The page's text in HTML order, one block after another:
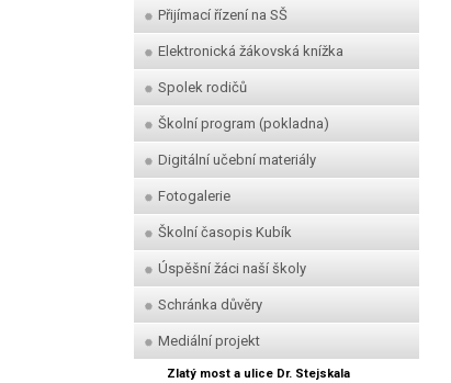
Přijímací řízení na SŠ
Elektronická žákovská knížka
Spolek rodičů
Školní program (pokladna)
Digitální učební materiály
Fotogalerie
Školní časopis Kubík
Úspěšní žáci naší školy
Schránka důvěry
Mediální projekt
Zlatý most a ulice Dr. Stejskala